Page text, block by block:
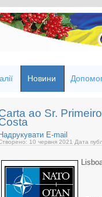
Новини
ao Sr.
Надрукувати E-mail
10 червня 2021 Дата